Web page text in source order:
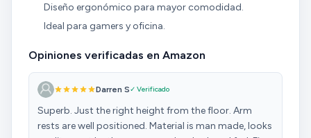
Diseño ergonómico para mayor comodidad.
Ideal para gamers y oficina.
Opiniones verificadas en Amazon
Darren S✓ Verificado
Superb. Just the right height from the floor. Arm
rests are well positioned. Material is man made, looks